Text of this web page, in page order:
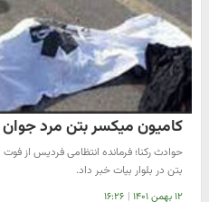
کامیون میکسر بتن مرد
حوادث رکنا؛ فرمانده انتظامی فردیس از
بتن در بلوار بیات خبر داد.
۱۲ بهمن ۱۴۰۱ | ۱۶:۲۶